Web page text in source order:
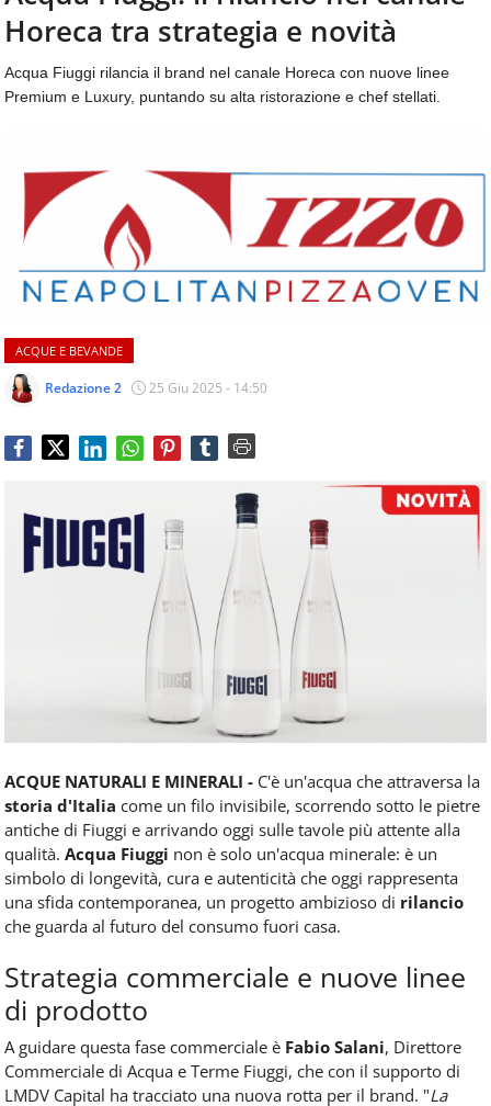
aggiornamenti
quotidiani
temi
come
food
&
beverage,
catering
e
articoli
sul
mondo
dell'alimentazione,
dei
fuoricasa,
Service
tutte
CONTATTI
Horeca tra strategia e novità
Acqua Fiuggi rilancia il brand nel canale Horeca con nuove linee
Premium e Luxury, puntando su alta ristorazione e chef stellati.
ACQUE E BEVANDE
Redazione 2 25 Giu 2025 - 14:50
ACQUE NATURALI E MINERALI - C'è un'acqua che attraversa la
storia d'Italia come un filo invisibile, scorrendo sotto le pietre
antiche di Fiuggi e arrivando oggi sulle tavole più attente alla
qualità. Acqua Fiuggi non è solo un'acqua minerale: è un
simbolo di longevità, cura e autenticità che oggi rappresenta
una sfida contemporanea, un progetto ambizioso di rilancio
che guarda al futuro del consumo fuori casa.
Strategia commerciale e nuove linee
di prodotto
A guidare questa fase commerciale è Fabio Salani, Direttore
Commerciale di Acqua e Terme Fiuggi, che con il supporto di
LMDV Capital ha tracciato una nuova rotta per il brand. "La